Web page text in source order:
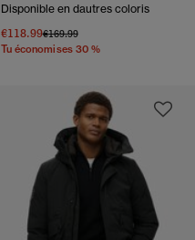
Disponible en dautres coloris
€118.99Prix réduit de
€169.99à
Tu économises 30 %